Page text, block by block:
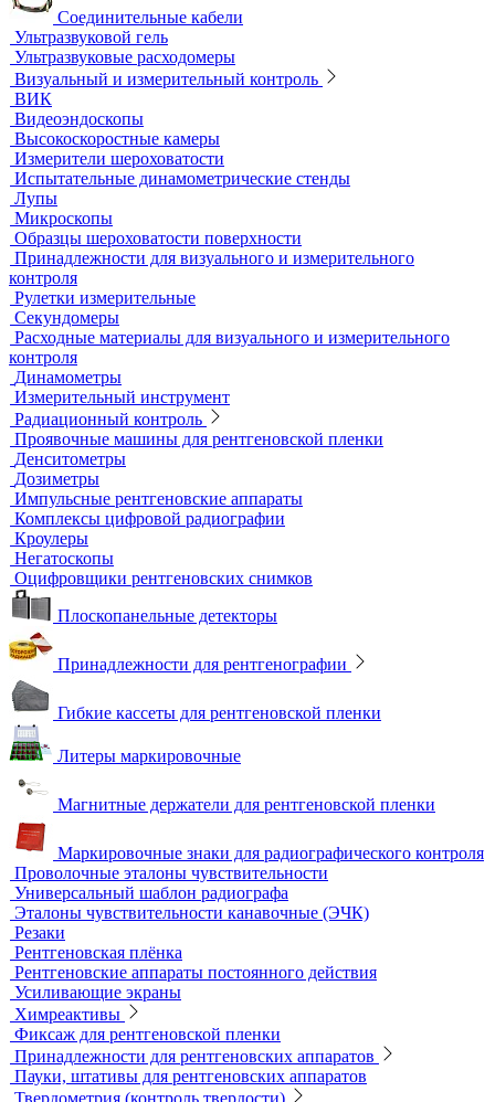
Ультразвуковой неразрушающий контроль
Ультразвуковые дефектоскопы
Ультразвуковые толщиномеры
Стандартные образцы (СОП)
Преобразователи и аксессуары
Сканирующие устройства
Соединительные кабели
Ультразвуковой гель
Ультразвуковые расходомеры
Визуальный и измерительный контроль
ВИК
Видеоэндоскопы
Высокоскоростные камеры
Измерители шероховатости
Испытательные динамометрические стенды
Лупы
Микроскопы
Образцы шероховатости поверхности
Принадлежности для визуального и измерительного
контроля
Рулетки измерительные
Секундомеры
Расходные материалы для визуального и измерительного
контроля
Динамометры
Измерительный инструмент
Радиационный контроль
Проявочные машины для рентгеновской пленки
Денситометры
Дозиметры
Импульсные рентгеновские аппараты
Комплексы цифровой радиографии
Негатоскопы
Оцифровщики рентгеновских снимков
Плоскопанельные детекторы
Принадлежности для рентгенографии
Гибкие кассеты для рентгеновской пленки
Литеры маркировочные
Магнитные держатели для рентгеновской пленки
Маркировочные знаки для радиографического контроля